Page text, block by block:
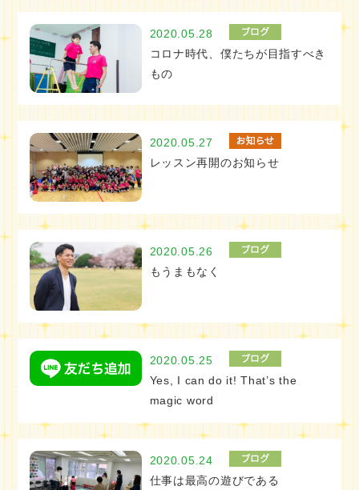
2020.05.28
コロナ時代、僕たちが目指すべき
もの
2020.05.27
レッスン再開のお知らせ
2020.05.26
もうまもなく
2020.05.25
Yes, I can do it! That’s the
magic word
2020.05.24
仕事は最高の遊びである